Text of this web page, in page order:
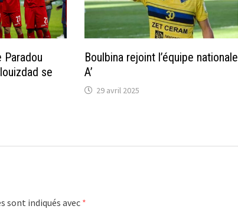
Paradou
se
Boulbina rejoint l’équipe nationale
A’
29 avril 2025
sont indiqués avec *